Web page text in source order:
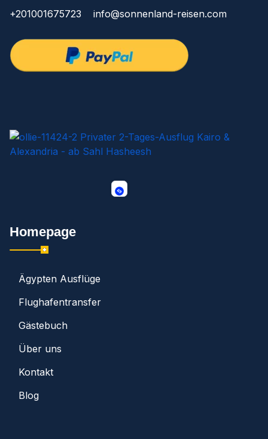
+201001675723 info@sonnenland-reisen.com
Homepage
Ägypten Ausflüge
Flughafentransfer
Gästebuch
Über uns
Kontakt
Blog